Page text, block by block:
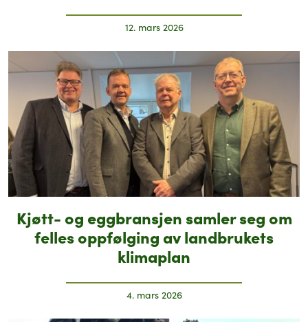
12. mars 2026
Kjøtt- og eggbransjen samler seg om
felles oppfølging av landbrukets
klimaplan
4. mars 2026